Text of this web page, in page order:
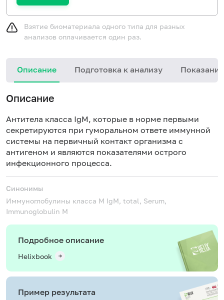
Взятие биоматериала одного типа для разных
анализов оплачивается один раз.
Описание Подготовка к анализу
Описание
Антитела класса IgМ, которые в норме первыми
секретируются при гуморальном ответе иммунной
системы на первичный контакт организма с
антигеном и являются показателями острого
инфекционного процесса.
Синонимы
Иммуноглобулины класса M IgM, total, Serum,
Immunoglobulin M
Подробное описание
Helixbook
Пример результата